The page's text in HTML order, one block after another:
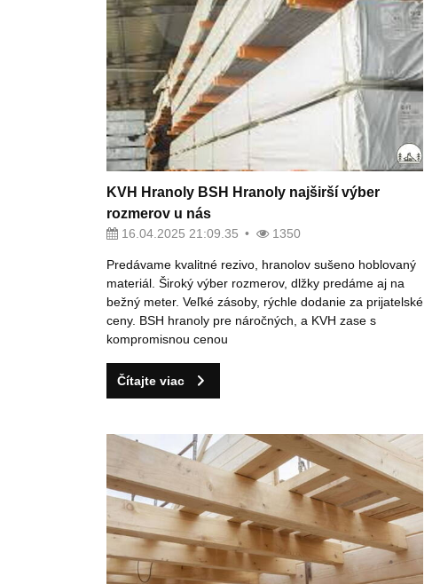
KVH Hranoly BSH Hranoly najširší výber
rozmerov u nás
16.04.2025 21:09.35 1350
Predávame kvalitné rezivo, hranolov sušeno hoblovaný
materiál. Široký výber rozmerov, dlžky predáme aj na
bežný meter. Veľké zásoby, rýchle dodanie za prijatelské
ceny. BSH hranoly pre náročných, a KVH zase s
kompromisnou cenou
Čítajte viac